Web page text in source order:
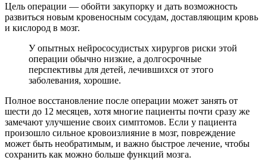
Цель операции — обойти закупорку и дать возможность
развиться новым кровеносным сосудам, доставляющим кровь
и кислород в мозг.
У опытных нейрососудистых хирургов риски этой
операции обычно низкие, а долгосрочные
перспективы для детей, лечившихся от этого
заболевания, хорошие.
Полное восстановление после операции может занять от
шести до 12 месяцев, хотя многие пациенты почти сразу же
замечают улучшение своих симптомов. Если у пациента
произошло сильное кровоизлияние в мозг, повреждение
может быть необратимым, и важно быстрое лечение, чтобы
сохранить как можно больше функций мозга.